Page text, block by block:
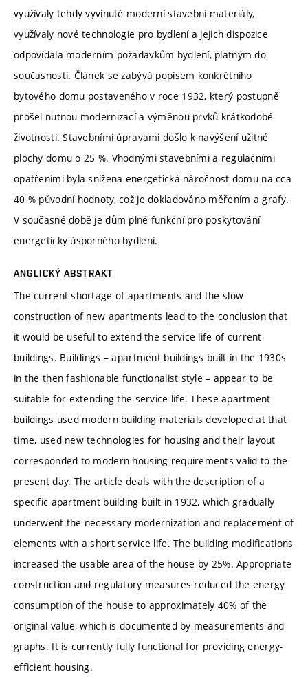
využívaly tehdy vyvinuté moderní stavební materiály,
využívaly nové technologie pro bydlení a jejich dispozice
odpovídala moderním požadavkům bydlení, platným do
současnosti. Článek se zabývá popisem konkrétního
bytového domu postaveného v roce 1932, který postupně
prošel nutnou modernizací a výměnou prvků krátkodobé
životnosti. Stavebními úpravami došlo k navýšení užitné
plochy domu o 25 %. Vhodnými stavebními a regulačními
opatřeními byla snížena energetická náročnost domu na cca
40 % původní hodnoty, což je dokladováno měřením a grafy.
V současné době je dům plně funkční pro poskytování
energeticky úsporného bydlení.
ANGLICKÝ ABSTRAKT
The current shortage of apartments and the slow
construction of new apartments lead to the conclusion that
it would be useful to extend the service life of current
buildings. Buildings – apartment buildings built in the 1930s
in the then fashionable functionalist style – appear to be
suitable for extending the service life. These apartment
buildings used modern building materials developed at that
time, used new technologies for housing and their layout
corresponded to modern housing requirements valid to the
present day. The article deals with the description of a
specific apartment building built in 1932, which gradually
underwent the necessary modernization and replacement of
elements with a short service life. The building modifications
increased the usable area of the house by 25%. Appropriate
construction and regulatory measures reduced the energy
consumption of the house to approximately 40% of the
original value, which is documented by measurements and
graphs. It is currently fully functional for providing energy-
efficient housing.